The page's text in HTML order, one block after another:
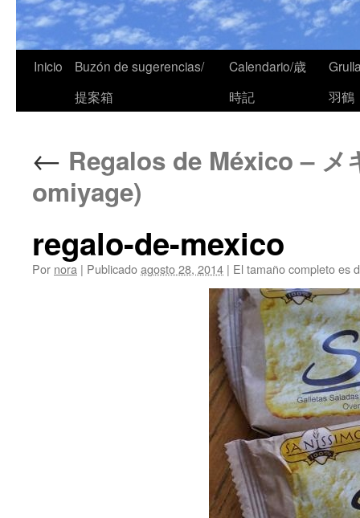
Inicio
Buzón de sugerencias/
提案箱
Calendario/歳
時記
羽鶴
← Regalos de México –
omiyage)
regalo-de-mexico
Por nora | Publicadoagosto 28, 2014 | El tamaño completo es